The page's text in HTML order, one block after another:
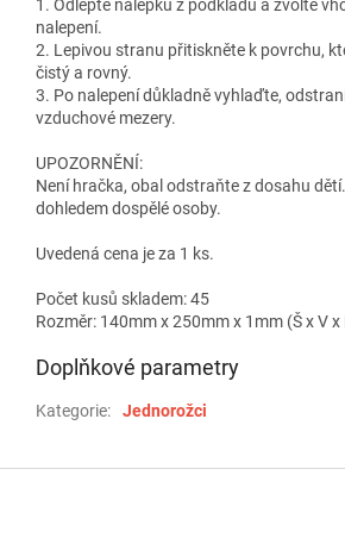
1. Odlepte nálepku z podkladu a zvolte
nalepení.
2. Lepivou stranu přitiskněte k povrchu,
čistý a rovný.
3. Po nalepení důkladně vyhlaďte,
vzduchové mezery.
UPOZORNĚNÍ:
Není hračka, obal odstraňte z dosahu
dohledem dospělé osoby.
Uvedená cena je za 1 ks.
Počet kusů skladem: 45
Rozměr: 140mm x 250mm x 1mm (Š x V x
Doplňkové parametry
Kategorie: Jednorožci